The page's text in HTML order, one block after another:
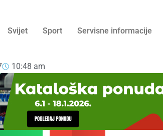
Svijet Sport Servisne informacije
10:48 am